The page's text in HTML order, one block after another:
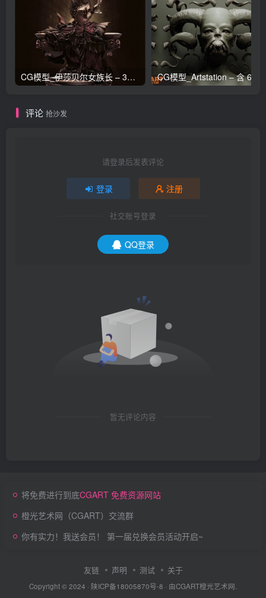
CG模型_伊莎贝尔女族长 – 3D 模型_CGART_模型下载
评论 抢沙发
请登录后发表评论
登录 注册
社交账号登录
QQ登录
暂无评论内容
将免费进行到底CGART 免费资源网站
橙光艺术网（CGART）交流群
你有实力！我送会员！ 第一届兑换会员活动开启~
友链 声明 测试 关于
Copyright © 2024 · 陕ICP备18005870号-8 · 由CGART橙光艺术网.